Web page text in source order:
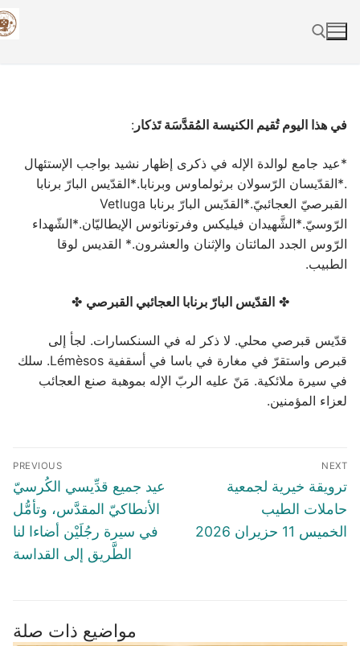
Skip
to
في هذا اليوم تُقيم الكنيسة المُقدَّسَة تَذكار :
*عيد جامع لوالدة الإله في ذكرى إظهار نشيد بواجب الإستئهال
.*القدّيسان الرّسولان برثولماوس وبرنابا.*القدّيس البارّ برنابا
القبرصيّ العجائبيّ.*القدّيس البارّ برنابا Vetluga
الرّوسيّ.*الشَّهيدان فيليكس وفرتوناتوس الإيطاليّان.*الشّهداء
الرّوس الجدد المائتان والإثنان والعشرون.* القديس لوقا
الطبيب.
✤القدّيس البارّ برنابا العجائبي القبرصي ✤
قدّيس قبرصي محلي. لا ذكر له في السنكسارات. لجأ إلى
قبرص واستقرّ في مغارة في باسا في أسقفية Lémèsos. سلك
في سيرة ملائكية. مَنّ عليه الربّ الإله بموهبة صنع العجائب
لعزاء المؤمنين.
Post
navigation
PREVIOUS
Previous
post:
عيد جميع قدِّيسي الكُرسيّ
الأنطاكيّ المقدَّس، وتأمُّل
في سيرة رجُلَيْن أضاءا لنا
الطَّريق إلى القداسة
NEXT
Next
ترويقة خيرية لجمعية
حاملات الطيب
الخميس 11 حزيران 2026
مواضيع ذات صلة